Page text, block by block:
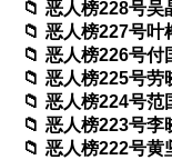
恶人榜228号吴
恶人榜227号叶
恶人榜226号付
恶人榜225号劳
恶人榜224号范
恶人榜223号李
恶人榜222号黄